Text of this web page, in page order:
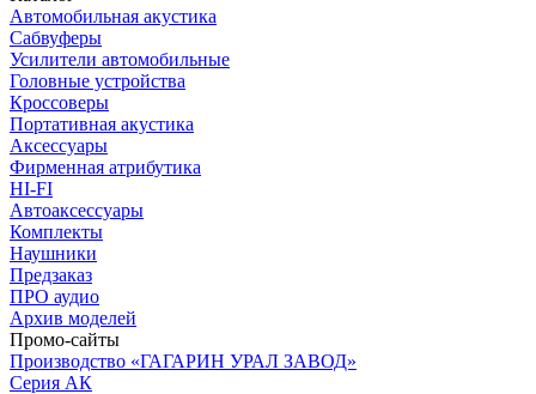
Автомобильная акустика
Сабвуферы
Усилители автомобильные
Головные устройства
Кроссоверы
Портативная акустика
Аксессуары
Фирменная атрибутика
HI-FI
Автоаксессуары
Комплекты
Наушники
Предзаказ
ПРО аудио
Архив моделей
Промо-сайты
Производство «ГАГАРИН УРАЛ ЗАВОД»
Серия АК